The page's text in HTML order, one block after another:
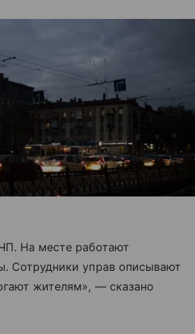
На месте работают
Сотрудники управ описывают
жителям», — сказано